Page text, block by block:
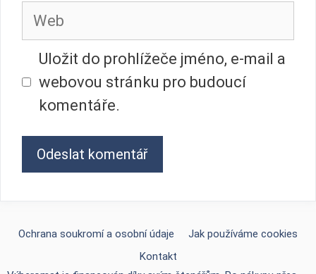
Web
Uložit do prohlížeče jméno, e-mail a
webovou stránku pro budoucí
komentáře.
Ochrana soukromí a osobní údaje
Jak používáme cookies
Kontakt